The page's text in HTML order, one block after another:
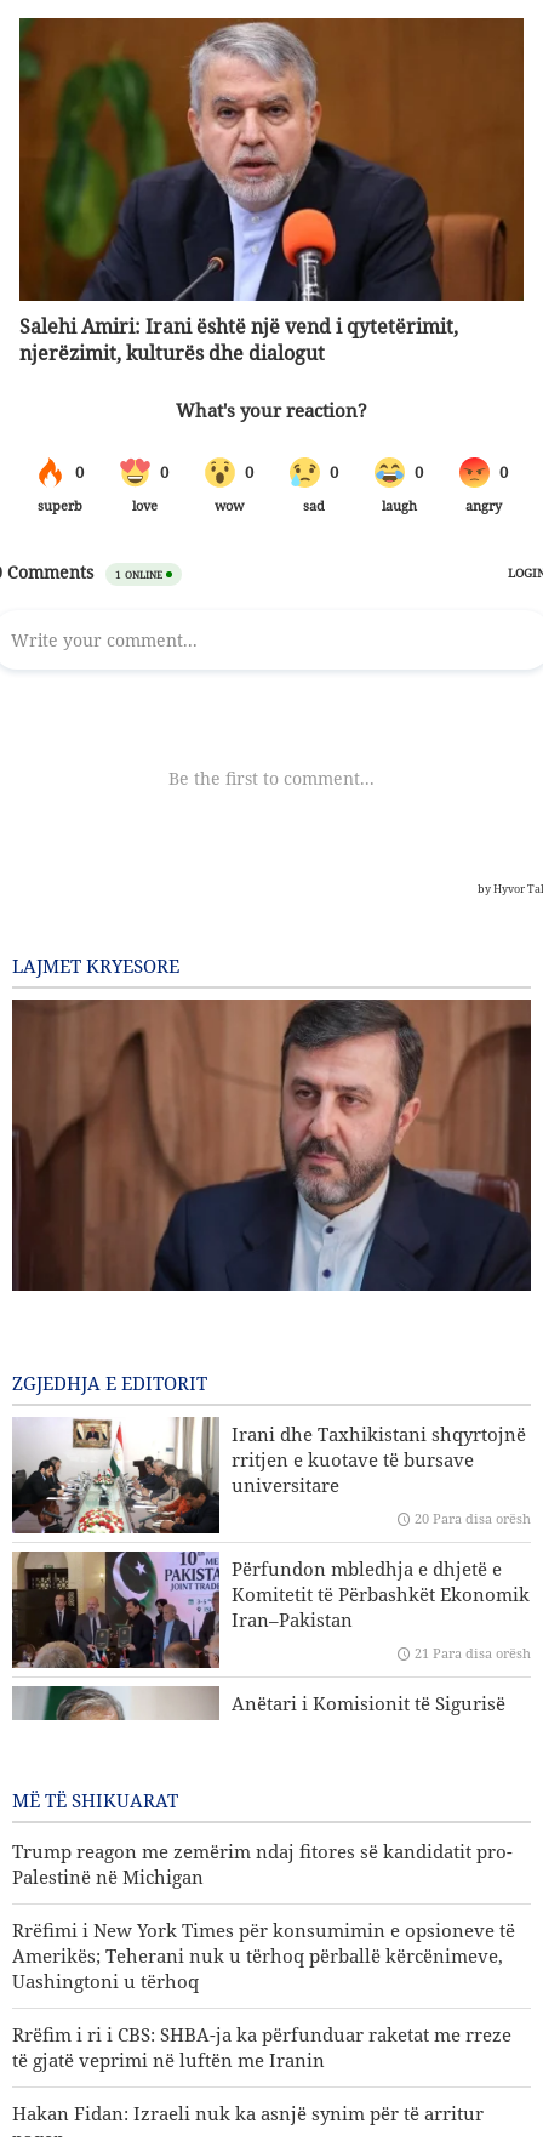
Salehi Amiri: Irani është një vend i qytetërimit,
njerëzimit, kulturës dhe dialogut
LAJMET KRYESORE
Sulme ajrore dhe bombardime artilerie të regjimit sionist
në jug të Libanit
Eksperti iranian i çështjeve ndërkombëtare: Strategjitë e
Iranit në lidhje me Ngushticën e Hormuzit nuk kanë
ndryshuar
Hakan Fidan: Izraeli nuk ka asnjë synim për të arritur
paqen
Trump reagon me zemërim ndaj fitores së kandidatit pro-
Palestinë në Michigan
ZGJEDHJA E EDITORIT
Irani dhe Taxhikistani shqyrtojnë
rritjen e kuotave të bursave
universitare
20 Para disa orësh
Përfundon mbledhja e dhjetë e
Komitetit të Përbashkët Ekonomik
Iran–Pakistan
21 Para disa orësh
Anëtari i Komisionit të Sigurisë
MË TË SHIKUARAT
Trump reagon me zemërim ndaj fitores së kandidatit pro-
Palestinë në Michigan
Rrëfimi i New York Times për konsumimin e opsioneve të
Amerikës; Teherani nuk u tërhoq përballë kërcënimeve,
Uashingtoni u tërhoq
Rrëfim i ri i CBS: SHBA-ja ka përfunduar raketat me rreze
të gjatë veprimi në luftën me Iranin
Hakan Fidan: Izraeli nuk ka asnjë synim për të arritur
paqen